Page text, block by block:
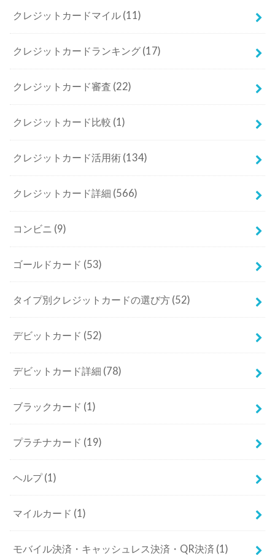
クレジットカードマイル (11)
クレジットカードランキング (17)
クレジットカード審査 (22)
クレジットカード比較 (1)
クレジットカード活用術 (134)
クレジットカード詳細 (566)
コンビニ (9)
ゴールドカード (53)
タイプ別クレジットカードの選び方 (52)
デビットカード (52)
デビットカード詳細 (78)
ブラックカード (1)
プラチナカード (19)
ヘルプ(1)
マイルカード (1)
モバイル決済・キャッシュレス決済・QR決済 (1)